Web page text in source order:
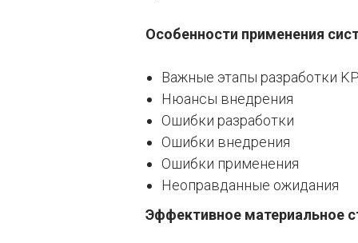
Особенности применения
Важные этапы разработки
Нюансы внедрения
Ошибки разработки
Ошибки внедрения
Ошибки применения
Неоправданные ожидания
Эффективное материальное